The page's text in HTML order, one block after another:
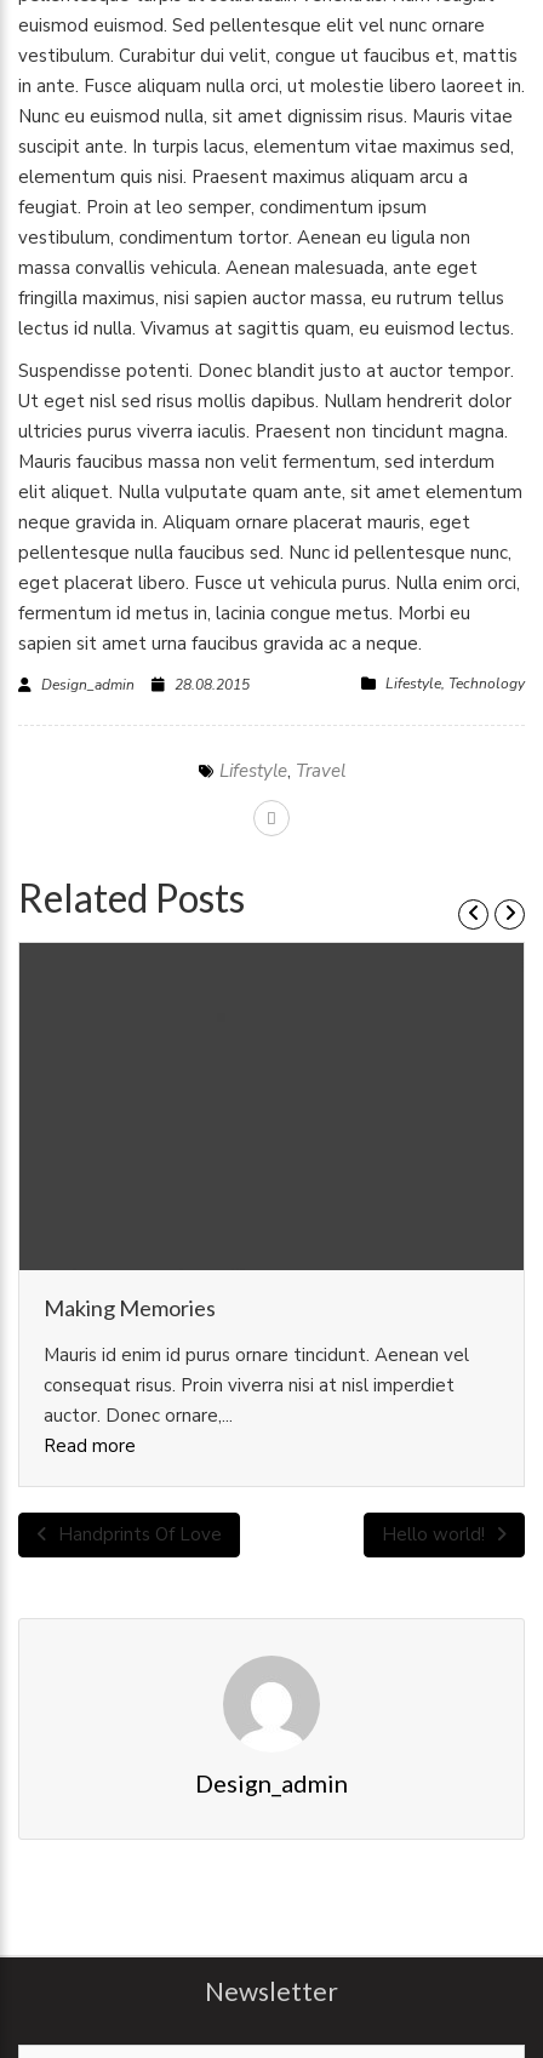
euismod euismod. Sed pellentesque elit vel nunc ornare
vestibulum. Curabitur dui velit, congue ut faucibus et, mattis
in ante. Fusce aliquam nulla orci, ut molestie libero laoreet in.
Nunc eu euismod nulla, sit amet dignissim risus. Mauris vitae
suscipit ante. In turpis lacus, elementum vitae maximus sed,
elementum quis nisi. Praesent maximus aliquam arcu a
feugiat. Proin at leo semper, condimentum ipsum
vestibulum, condimentum tortor. Aenean eu ligula non
massa convallis vehicula. Aenean malesuada, ante eget
fringilla maximus, nisi sapien auctor massa, eu rutrum tellus
lectus id nulla. Vivamus at sagittis quam, eu euismod lectus.
Suspendisse potenti. Donec blandit justo at auctor tempor.
Ut eget nisl sed risus mollis dapibus. Nullam hendrerit dolor
ultricies purus viverra iaculis. Praesent non tincidunt magna.
Mauris faucibus massa non velit fermentum, sed interdum
elit aliquet. Nulla vulputate quam ante, sit amet elementum
neque gravida in. Aliquam ornare placerat mauris, eget
pellentesque nulla faucibus sed. Nunc id pellentesque nunc,
eget placerat libero. Fusce ut vehicula purus. Nulla enim orci,
fermentum id metus in, lacinia congue metus. Morbi eu
sapien sit amet urna faucibus gravida ac a neque.
Design_admin 28.08.2015 Lifestyle, Technology
Lifestyle, Travel
Related Posts
Making Memories
Mauris id enim id purus ornare tincidunt. Aenean vel
consequat risus. Proin viverra nisi at nisl imperdiet
auctor. Donec ornare,...
Read more
Handprints Of Love Hello world!
Design_admin
Newsletter